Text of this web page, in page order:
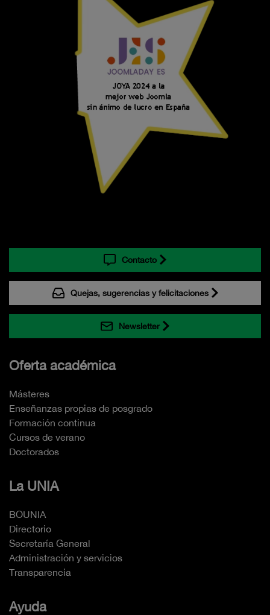
Contacto
Quejas, sugerencias y felicitaciones
Newsletter
Oferta académica
Másteres
Enseñanzas propias de posgrado
Formación continua
Cursos de verano
Doctorados
La UNIA
BOUNIA
Directorio
Secretaría General
Administración y servicios
Transparencia
Ayuda